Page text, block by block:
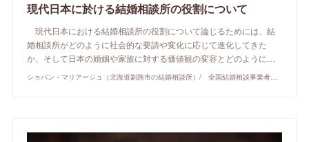
現代日本に於ける結婚相談所の役割について
現代日本における結婚相談所の役割について論じるためには、結
婚相談所がどのように社会的な要請や変化に応じて進化してきた
か、そして日本の婚姻や家族に対する価値観の変容とどのように…
ショパン・マリアージュ（北海道釧路市の結婚相談所）/ 全国結婚相談事業者連盟正規加盟店 / cherry-piano.com